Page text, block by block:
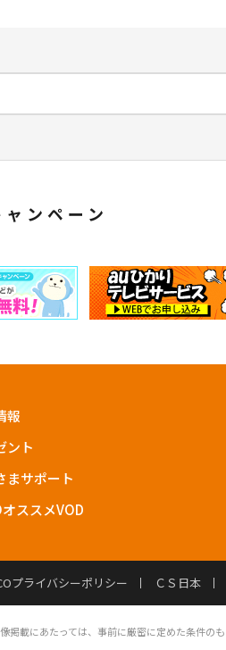
ンペーン
報
ント
まサポート
オススメVOD
プライバシーポリシー ＣＳ日本
載にあたっては、事前に厳密に定めた条件の